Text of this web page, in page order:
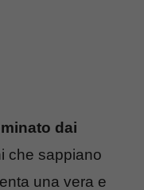
dai
che sappiano
una vera e